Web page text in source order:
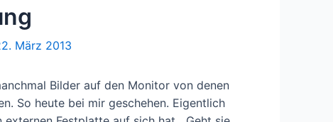
März 2013
Bilder auf den Monitor von denen
So heute bei mir geschehen. Eigentlich